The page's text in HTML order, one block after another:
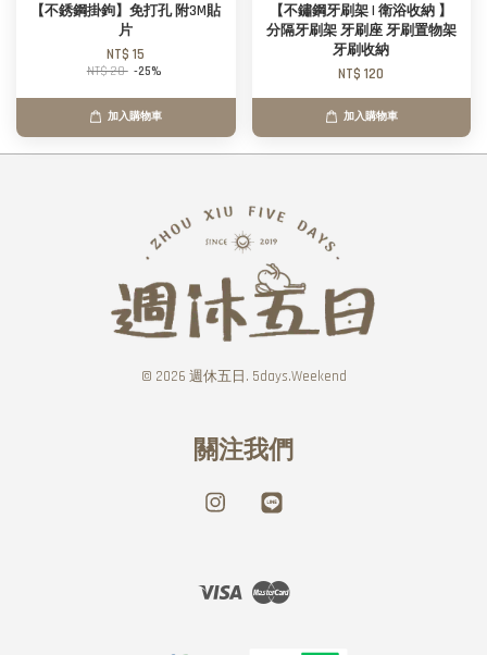
【不銹鋼掛鉤】免打孔 附3M貼
片
NT$ 15
NT$ 20 -25%
加入購物車
【不鏽鋼牙刷架 | 衛浴收納 】
分隔牙刷架 牙刷座 牙刷置物架
牙刷收納
NT$ 120
加入購物車
© 2026 週休五日. 5days.Weekend
關注我們
Instagram
Visa Master